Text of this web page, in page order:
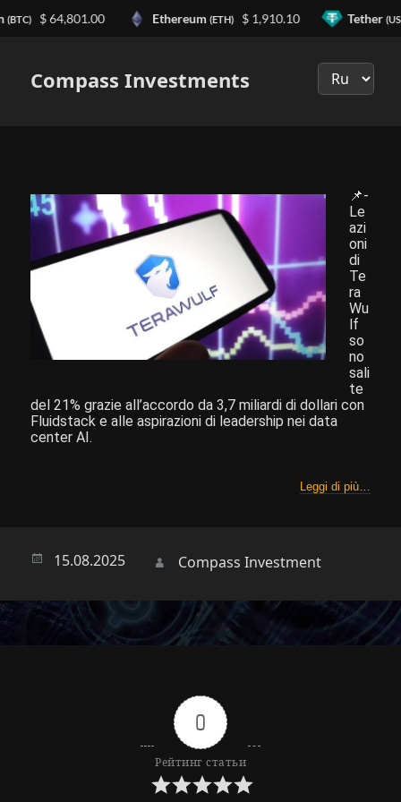
Compass Investments
📌-
Le
azi
oni
di
Te
ra
Wu
lf
so
no
sali
te
del 21% grazie all’accordo da 3,7 miliardi di dollari con
Fluidstack e alle aspirazioni di leadership nei data
center AI.
Leggi di più…
15.08.2025 Автор
Compass Investment
0
Рейтинг статьи
(BTC) $ 64,801.00 Ethereum (ETH) $ 1,910.10 Tether